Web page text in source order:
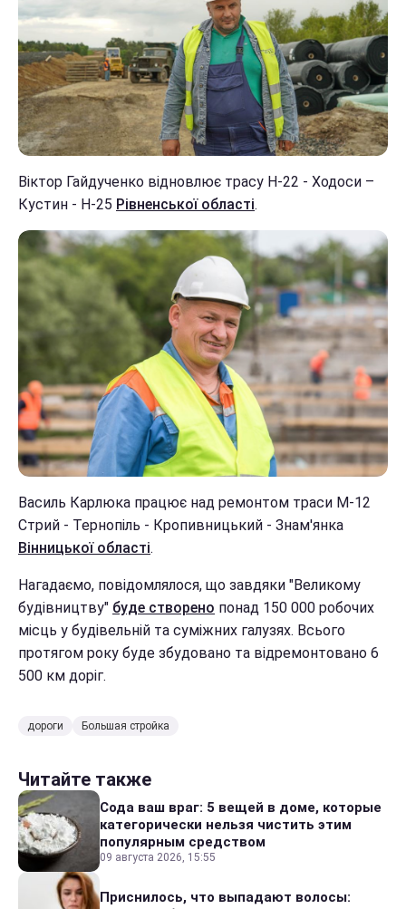
Віктор Гайдученко відновлює трасу Н-22 - Ходоси –
Кустин - Н-25 Рівненської області.
Василь Карлюка працює над ремонтом траси М-12
Стрий - Тернопіль - Кропивницький - Знам'янка
Вінницької області.
Нагадаємо, повідомлялося, що завдяки "Великому
будівництву" буде створено понад 150 000 робочих
місць у будівельній та суміжних галузях. Всього
протягом року буде збудовано та відремонтовано 6
500 км доріг.
дороги Большая стройка
Читайте также
Сода ваш враг: 5 вещей в доме, которые
категорически нельзя чистить этим
популярным средством
09 августа 2026, 15:55
Приснилось, что выпадают волосы: